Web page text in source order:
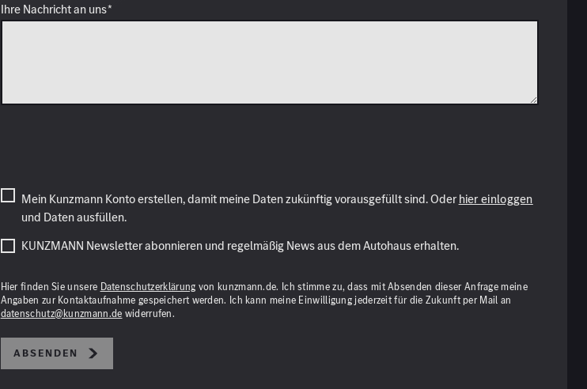
Mein Kunzmann Konto erstellen, damit meine Daten zukünftig vorausgefüllt sind. Oderhier einloggen
und Daten ausfüllen.
KUNZMANN Newsletter abonnieren und regelmäßig News aus dem Autohaus erhalten.
Hier finden Sie unsere Datenschutzerklärung von kunzmann.de. Ich stimme zu, dass mit Absenden dieser Anfrage meine
Angaben zur Kontaktaufnahme gespeichert werden. Ich kann meine Einwilligung jederzeit für die Zukunft per Mail an
datenschutz@kunzmann.de widerrufen.
Absenden